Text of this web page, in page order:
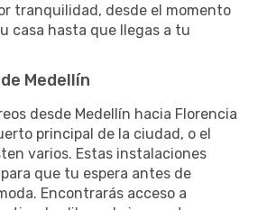
tranquilidad, desde el momento
casa hasta que llegas a tu
Medellín
desde Medellín hacia Florencia
principal de la ciudad, o el
varios. Estas instalaciones
que tu espera antes de
Encontrarás acceso a